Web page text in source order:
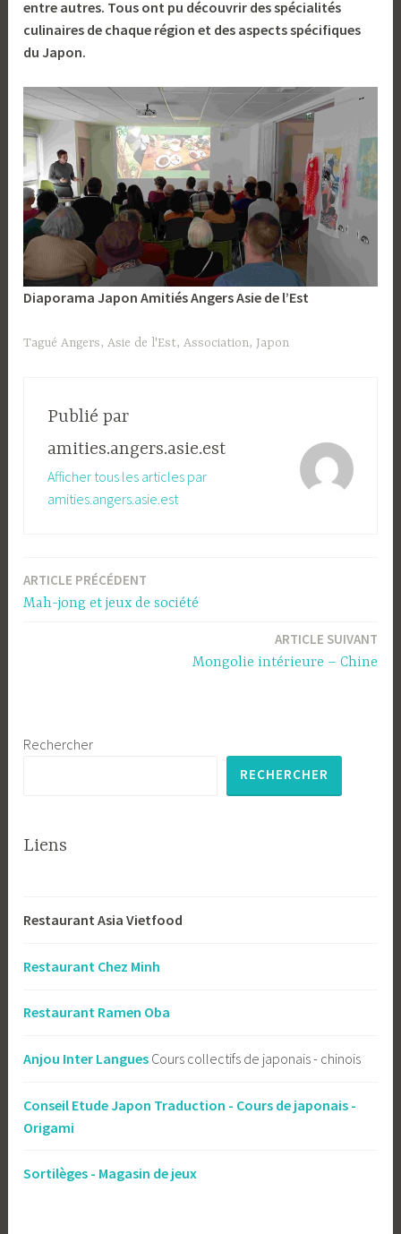
entre autres. Tous ont pu découvrir des spécialités
culinaires de chaque région et des aspects spécifiques
du Japon.
Diaporama Japon Amitiés Angers Asie de l’Est
TaguéAngers,Asie de l'Est,Association, Japon
Publié par
amities.angers.asie.est
Afficher tous les articles par
amities.angers.asie.est
Navigation
ARTICLE PRÉCÉDENT
Mah-jong et jeux de société
ARTICLE SUIVANT
Mongolie intérieure – Chine
Rechercher
RECHERCHER
Liens
Restaurant Asia Vietfood
Restaurant Chez Minh
Restaurant Ramen Oba
Anjou Inter Langues Cours collectifs de japonais - chinois
Conseil Etude Japon Traduction - Cours de japonais -
Origami
Sortilèges - Magasin de jeux